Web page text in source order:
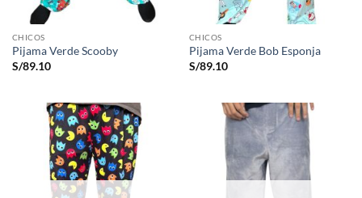
CHICOS
Pijama Verde Scooby
S/89.10
CHICOS
Pijama Verde Bob Esponja
S/89.10